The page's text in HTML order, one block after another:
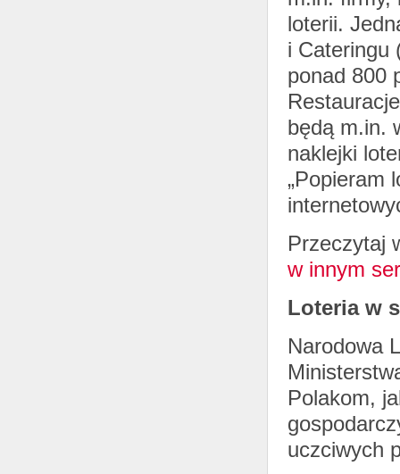
loterii.
i Cateringu
ponad 800
będą m.in.
naklejki
„Popieram
Przeczytaj
w innym
Loteria w
Narodowa
Polakom,
uczciwych